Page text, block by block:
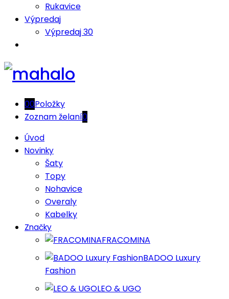
Rukavice
Výpredaj
Výpredaj 30
00Položky
Zoznam želaní0
Úvod
Novinky
Šaty
Topy
Nohavice
Overaly
Kabelky
Značky
FRACOMINA
BADOO Luxury
Fashion
LEO & UGO